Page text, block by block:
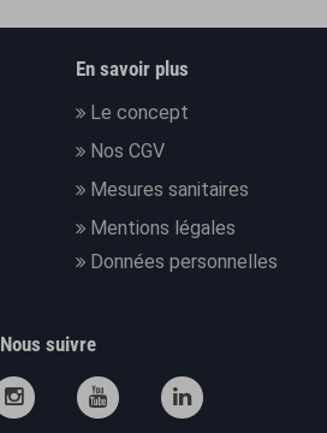
En savoir plus
Le concept
Nos CGV
Mesures sanitaires
Mentions légales
Données personnelles
Nous suivre